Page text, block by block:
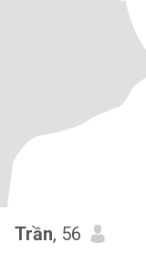
Trần, 56